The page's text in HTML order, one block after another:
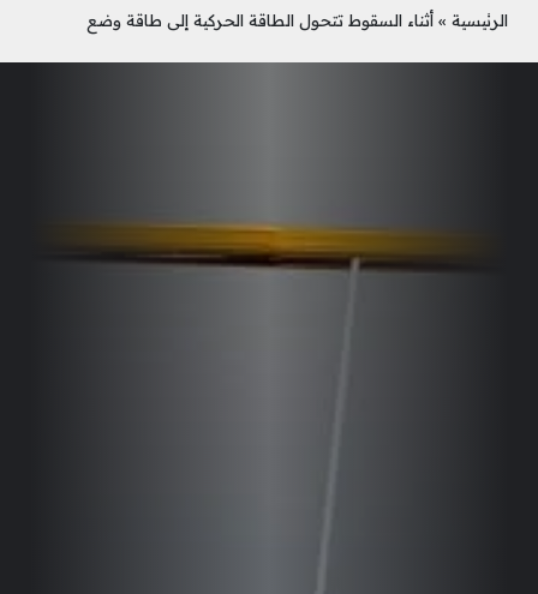
الرئيسية » أثناء السقوط تتحول الطاقة الحركية إلى طاقة وضع